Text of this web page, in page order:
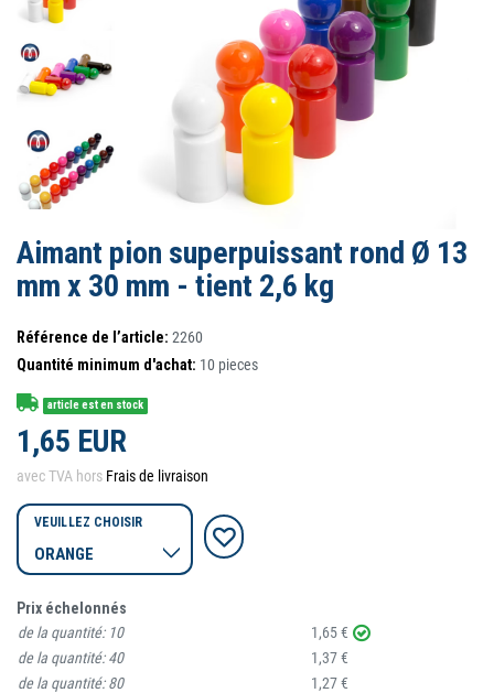
Aimant pion superpuissant rond Ø 13
mm x 30 mm - tient 2,6 kg
Référence de l’article: 2260
Quantité minimum d'achat: 10 pieces
article est en stock
1,65 EUR
avec TVA hors Frais de livraison
VEUILLEZ CHOISIR
Prix échelonnés
de la quantité: 10
1,65 €
de la quantité:40
1,37 €
de la quantité:80
1,27 €